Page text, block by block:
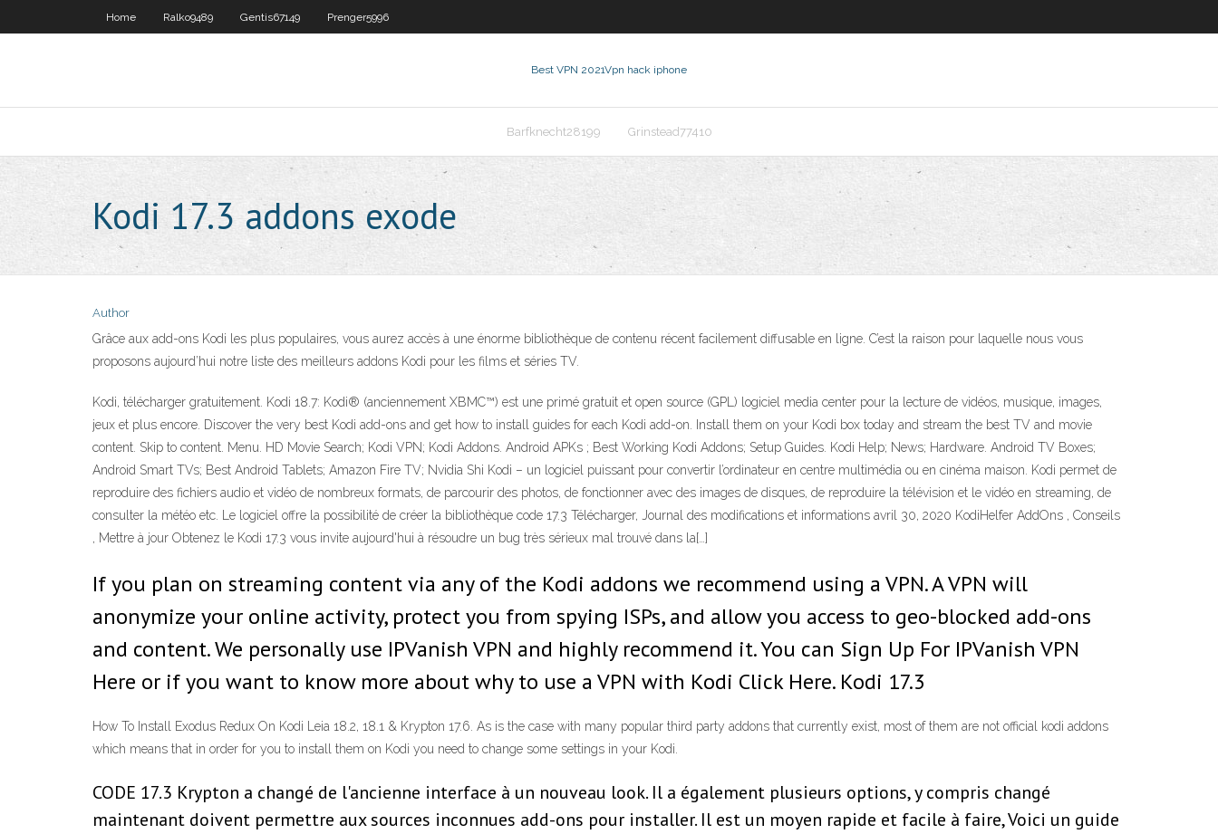
Home Ralko9489 Gentis67149 Prenger5996
Best VPN 2021Vpn hack iphone
Barfknecht28199 Grinstead77410
Kodi 17.3 addons exode
Author
Grâce aux add-ons Kodi les plus populaires, vous aurez accès à une énorme bibliothèque de contenu récent facilement diffusable en ligne. C’est la raison pour laquelle nous vous
proposons aujourd’hui notre liste des meilleurs addons Kodi pour les films et séries TV.
Kodi, télécharger gratuitement. Kodi 18.7: Kodi® (anciennement XBMC™) est une primé gratuit et open source (GPL) logiciel media center pour la lecture de vidéos, musique, images,
jeux et plus encore. Discover the very best Kodi add-ons and get how to install guides for each Kodi add-on. Install them on your Kodi box today and stream the best TV and movie
content. Skip to content. Menu. HD Movie Search; Kodi VPN; Kodi Addons. Android APKs ; Best Working Kodi Addons; Setup Guides. Kodi Help; News; Hardware. Android TV Boxes;
Android Smart TVs; Best Android Tablets; Amazon Fire TV; Nvidia Shi Kodi – un logiciel puissant pour convertir l’ordinateur en centre multimédia ou en cinéma maison. Kodi permet de
reproduire des fichiers audio et vidéo de nombreux formats, de parcourir des photos, de fonctionner avec des images de disques, de reproduire la télévision et le vidéo en streaming, de
consulter la météo etc. Le logiciel offre la possibilité de créer la bibliothèque code 17.3 Télécharger, Journal des modifications et informations avril 30, 2020 KodiHelfer AddOns , Conseils
, Mettre à jour Obtenez le Kodi 17.3 vous invite aujourd'hui à résoudre un bug très sérieux mal trouvé dans la[…]
If you plan on streaming content via any of the Kodi addons we recommend using a VPN. A VPN will
anonymize your online activity, protect you from spying ISPs, and allow you access to geo-blocked add-ons
and content. We personally use IPVanish VPN and highly recommend it. You can Sign Up For IPVanish VPN
Here or if you want to know more about why to use a VPN with Kodi Click Here. Kodi 17.3
How To Install Exodus Redux On Kodi Leia 18.2, 18.1 & Krypton 17.6. As is the case with many popular third party addons that currently exist, most of them are not official kodi addons
which means that in order for you to install them on Kodi you need to change some settings in your Kodi.
CODE 17.3 Krypton a changé de l'ancienne interface à un nouveau look. Il a également plusieurs options, y compris changé
maintenant doivent permettre aux sources inconnues add-ons pour installer. Il est un moyen rapide et facile à faire, Voici un guide